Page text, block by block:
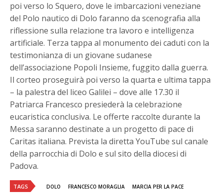
poi verso lo Squero, dove le imbarcazioni veneziane
del Polo nautico di Dolo faranno da scenografia alla
riflessione sulla relazione tra lavoro e intelligenza
artificiale. Terza tappa al monumento dei caduti con la
testimonianza di un giovane sudanese
dell’associazione Popoli Insieme, fuggito dalla guerra.
Il corteo proseguirà poi verso la quarta e ultima tappa
– la palestra del liceo Galilei – dove alle 17.30 il
Patriarca Francesco presiederà la celebrazione
eucaristica conclusiva. Le offerte raccolte durante la
Messa saranno destinate a un progetto di pace di
Caritas italiana. Prevista la diretta YouTube sul canale
della parrocchia di Dolo e sul sito della diocesi di
Padova.
TAGS DOLO FRANCESCO MORAGLIA
MARCIA PER LA PACE